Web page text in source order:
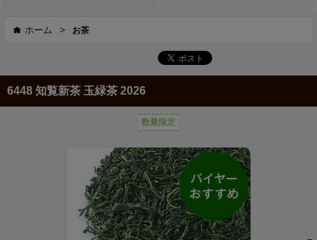
ホーム > お茶
6448 知覧新茶 玉緑茶 2026
数量限定